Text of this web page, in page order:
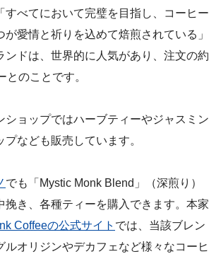
すべてにおいて完璧を目指し、コーヒー
が愛情と祈りを込めて焙煎されている」
ンドは、世界的に人気があり、注文の約
とのことです。
ショップではハーブティーやジャスミン
なども販売しています。
でも「Mystic Monk Blend」（深煎り）
挽き、各種ティーを購入できます。本家
Coffeeの公式サイト では、当該ブレン
ルオリジンやデカフェなど様々なコーヒ